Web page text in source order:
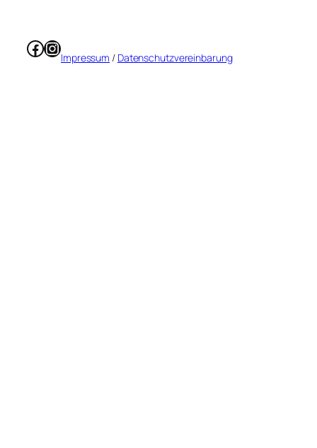
Facebook
Instagram
Impressum / Datenschutzvereinbarung